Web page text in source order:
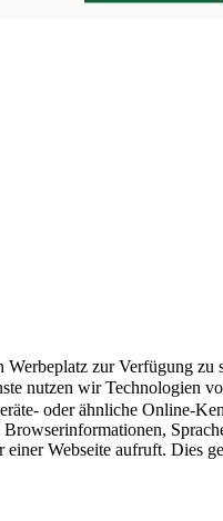
zur Verfügung zu
nutzen wir Technologien
oder ähnliche Online-
Webseite aufruft. Dies